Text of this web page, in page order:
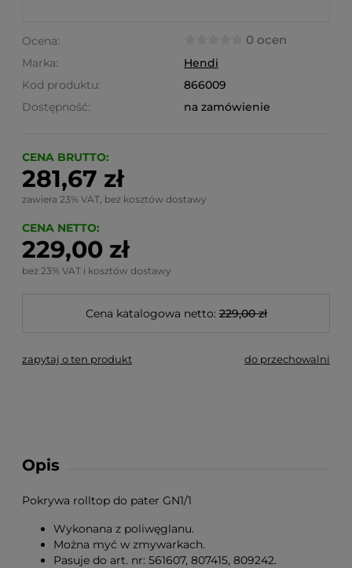
Ocena: 0 ocen
Marka:
Hendi
Kod produktu:
866009
Dostępność:
na zamówienie
CENA BRUTTO:
281,67 zł
zawiera 23% VAT, bez kosztów dostawy
CENA NETTO:
229,00 zł
bez 23% VAT i kosztów dostawy
Cena katalogowa netto: 229,00 zł
zapytaj o ten produkt do przechowalni
Opis
Pokrywa rolltop do pater GN1/1
Wykonana z poliwęglanu.
Można myć w zmywarkach.
Pasuje do art. nr: 561607, 807415, 809242.